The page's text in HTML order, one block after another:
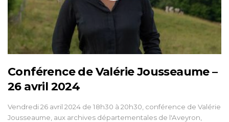
Conférence de Valérie Jousseaume –
26 avril 2024
Vendredi 26 avril 2024 de 18h30 à 20h30, conférence de Valérie
Jousseaume, aux archives départementales de l'Aveyron,